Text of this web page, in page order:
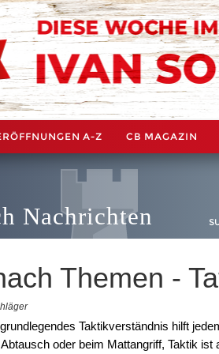
A-Z CB MAGAZIN
Nachrichten
Themen -
Taktikverständnis hilft
oder beim Mattangriff, Taktik